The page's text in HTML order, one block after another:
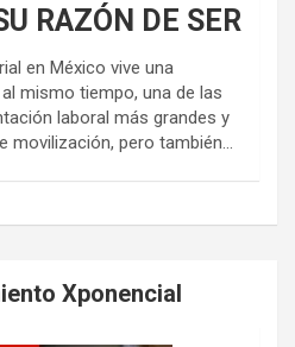
RAZÓN DE SER
en México vive una
mismo tiempo, una de las
laboral más grandes y
movilización, pero también...
Xponencial